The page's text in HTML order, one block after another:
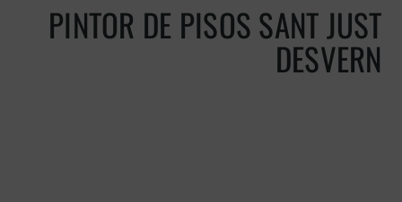
Nosotros
PINTOR DE PISOS SANT JUST
DESVERN